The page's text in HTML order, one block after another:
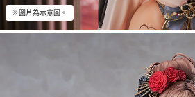
※圖片為示意圖。